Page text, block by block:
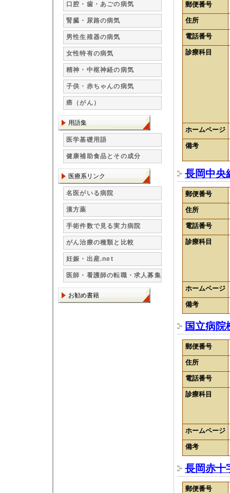
郵便番号
住所
電話番号
診療科目
ホームページ
備考
長岡中央
郵便番号
住所
電話番号
診療科目
ホームページ
備考
国立病院
郵便番号
住所
電話番号
診療科目
ホームページ
備考
長岡赤十
郵便番号
口腔・歯・あごの病気
腎臓・尿路の病気
男性生殖器の病気
女性特有の病気
精神・中枢神経の病気
子供・赤ちゃんの病気
癌（がん）
用語集
医学基礎用語
健康補助食品とその成分
医療系リンク
名医がいる病院
漢方薬
手術件数で見る実力病院
がん治療の種類と比較
妊娠・出産.net
医師・看護師の転職・求人募集
お勧め書籍